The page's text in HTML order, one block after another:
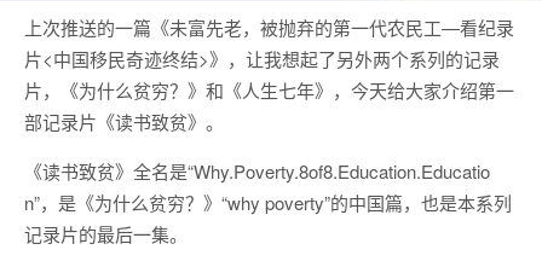
上次推送的一篇《未富先老，被抛弃的第一代农民工—看纪录
片<中国移民奇迹终结>》，让我想起了另外两个系列的记录
片，《为什么贫穷？》和《人生七年》，今天给大家介绍第一
部记录片《读书致贫》。
《读书致贫》全名是“Why.Poverty.8of8.Education.Educatio
n”，是《为什么贫穷？》“why poverty”的中国篇，也是本系列
记录片的最后一集。